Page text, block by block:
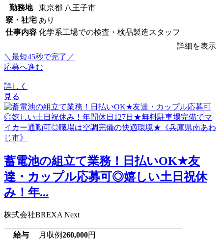
勤務地
東京都 八王子市
寮・社宅 あり
仕事内容 化学系工場での検査・検品製造スタッフ
詳細を表示
＼最短45秒で完了／
応募へ進む
詳しく
見る
蓄電池の組立て業務！日払いOK★友
達・カップル応募可◎嬉しい土日祝休
み！年...
株式会社BREXA Next
給与 月収例260,000円